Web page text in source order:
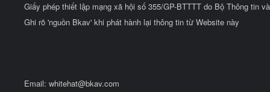
Giấy phép thiết lập mạng xã hội số 355/GP-BTTTT do Bộ Thông tin
Ghi rõ 'nguồn Bkav' khi phát hành lại thông tin từ Website này
Email: whitehat@bkav.com